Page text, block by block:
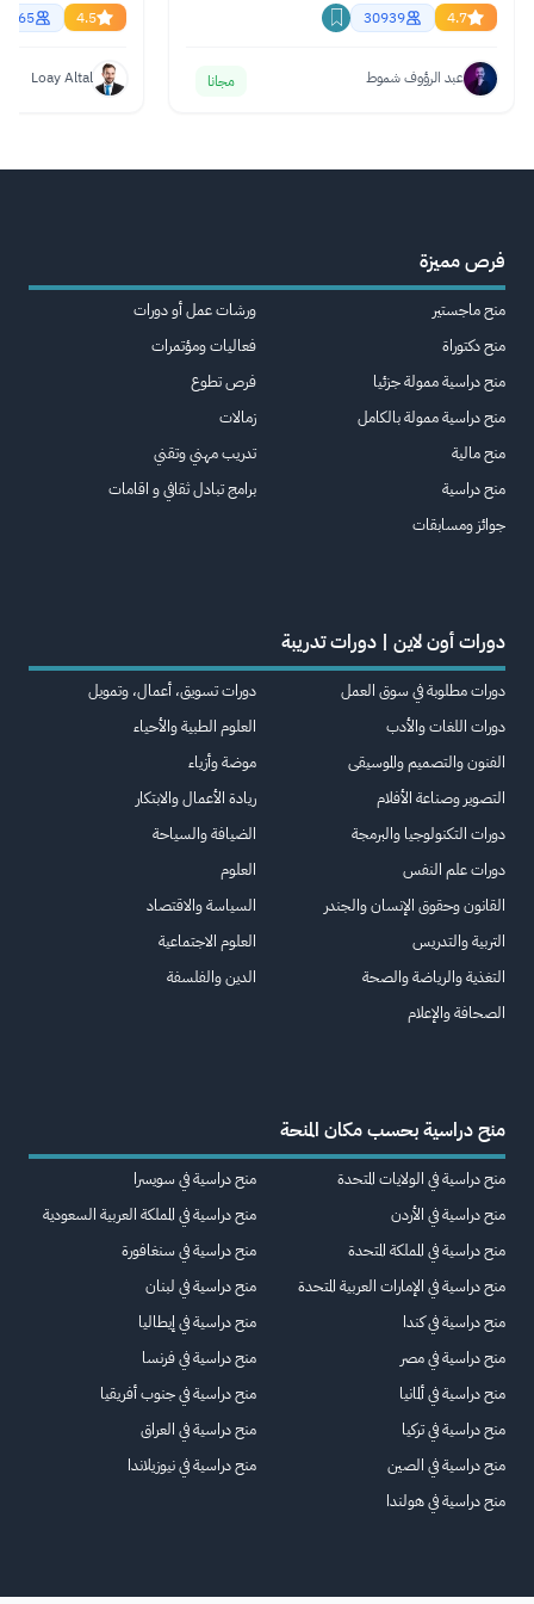
4.7
30939
عبد الرؤوف شموط مجانا
4.5
Loay Altal
فرص مميزة
منح ماجستير
منح دكتوراة
منح دراسية ممولة جزئيا
منح دراسية ممولة بالكامل
منح مالية
منح دراسية
جوائز ومسابقات
ورشات عمل أو دورات
فعاليات ومؤتمرات
فرص تطوع
زمالات
تدريب مهني وتقني
برامج تبادل ثقافي و اقامات
دورات أون لاين | دورات تدريبة
دورات مطلوبة في سوق العمل
دورات اللغات والأدب
الفنون والتصميم والموسيقى
التصوير وصناعة الأفلام
دورات التكنولوجيا والبرمجة
دورات علم النفس
القانون وحقوق الإنسان والجندر
التربية والتدريس
التغذية والرياضة والصحة
الصحافة والإعلام
دورات تسويق، أعمال، وتمويل
العلوم الطبية والأحياء
موضة وأزياء
ريادة الأعمال والابتكار
الضيافة والسياحة
العلوم
السياسة والاقتصاد
العلوم الاجتماعية
الدين والفلسفة
منح دراسية بحسب مكان المنحة
منح دراسية في الولايات المتحدة
منح دراسية في الأردن
منح دراسية في المملكة المتحدة
منح دراسية في الإمارات العربية المتحدة
منح دراسية في كندا
منح دراسية في مصر
منح دراسية في ألمانيا
منح دراسية في تركيا
منح دراسية في الصين
منح دراسية في هولندا
منح دراسية في سويسرا
منح دراسية في المملكة العربية السعودية
منح دراسية في سنغافورة
منح دراسية في لبنان
منح دراسية في إيطاليا
منح دراسية في فرنسا
منح دراسية في جنوب أفريقيا
منح دراسية في العراق
منح دراسية في نيوزيلاندا